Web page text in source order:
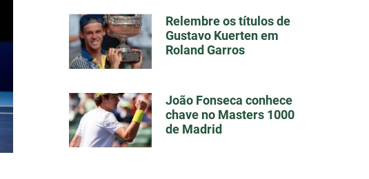
Relembre os títulos de
Gustavo Kuerten em
Roland Garros
João Fonseca conhece
chave no Masters 1000
de Madrid